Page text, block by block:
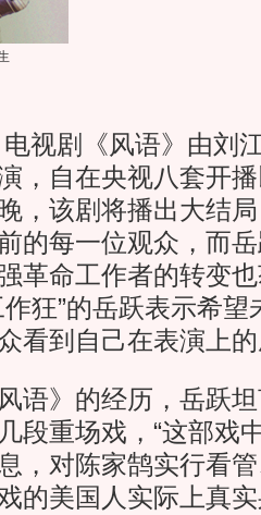
剧《风语》由刘
，自在央视八套开
，该剧将播出大结
的每一位观众，而
革命工作者的转变
狂”的岳跃表示希
看到自己在表演上
》的经历，岳跃坦
段重场戏，“这部戏
，对陈家鹄实行看
的美国人实际上真